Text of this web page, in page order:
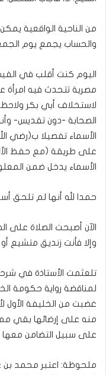
من الناحية الواقعية
والحساب يجمع يوم
اليوم كنت أقلب في
مصرية تتحدث فيه
لاستخلاف أبي بكر
الصحابة -دون تقديس-
الأسماء تفصيلا ب(رضي
على طريقة (مع حفظ
الأسماء يدخل ضمن
حمدا لله أنها لم تلحق
الآن أصبحت الصلاة على
وإلا فأنت زنديق متشيع
تلعثمت الأستاذة في
لمناقضة رواية حكومة
غضبت من الخليفة الأول
منه على إرضائها بقي
على سبيل التضامن معها
ملحوظة: اعتبر محمد